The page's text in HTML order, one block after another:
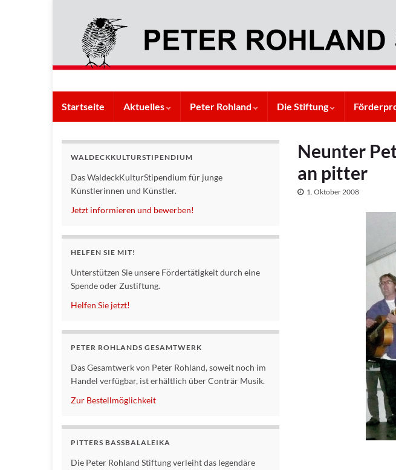
Startseite Aktuelles Peter Rohland Die Stiftung
Neunter
an pitter
1. Oktober 2008
WALDECKKULTURSTIPENDIUM
Das WaldeckKulturStipendium für junge
Künstlerinnen und Künstler.
Jetzt informieren und bewerben!
HELFEN SIE MIT!
Unterstützen Sie unsere Fördertätigkeit durch eine
Spende oder Zustiftung.
Helfen Sie jetzt!
PETER ROHLANDS GESAMTWERK
Das Gesamtwerk von Peter Rohland, soweit noch im
Handel verfügbar, ist erhältlich über Conträr Musik.
Zur Bestellmöglichkeit
PITTERS BASSBALALEIKA
Die Peter Rohland Stiftung verleiht das legendäre